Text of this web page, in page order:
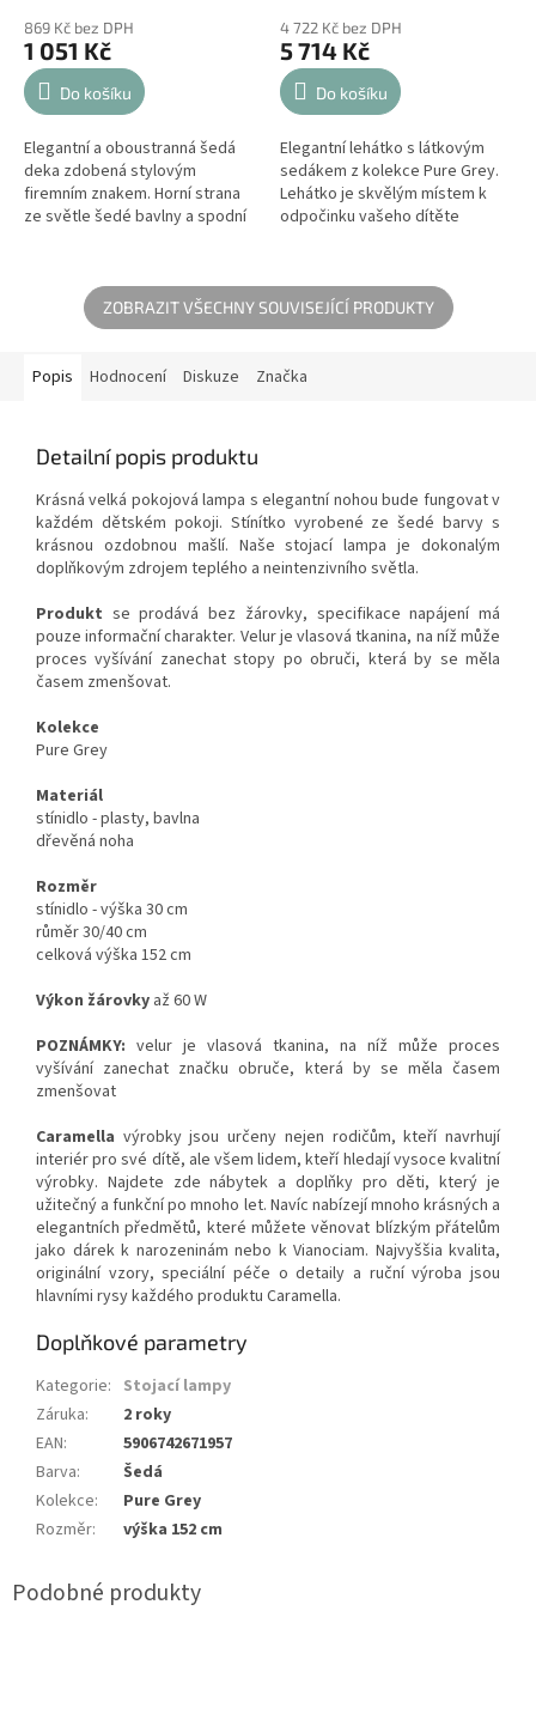
869 Kč bez DPH
1 051 Kč
Do košíku
Elegantní a oboustranná šedá
deka zdobená stylovým
firemním znakem. Horní strana
ze světle šedé bavlny a spodní
4 722 Kč bez DPH
5 714 Kč
Do košíku
Elegantní lehátko s látkovým
sedákem z kolekce Pure Grey.
Lehátko je skvělým místem k
odpočinku vašeho dítěte
nesedí...
ZOBRAZIT VŠECHNY SOUVISEJÍCÍ PRODUKTY
Popis Hodnocení Diskuze Značka
Detailní popis produktu
Krásná velká pokojová lampa s elegantní nohou bude fungovat v
každém dětském pokoji. Stínítko vyrobené ze šedé barvy s
krásnou ozdobnou mašlí. Naše stojací lampa je dokonalým
doplňkovým zdrojem teplého a neintenzivního světla.
Produkt se prodává bez žárovky, specifikace napájení má
pouze informační charakter. Velur je vlasová tkanina, na níž může
proces vyšívání zanechat stopy po obruči, která by se měla
časem zmenšovat.
Kolekce
Pure Grey
Materiál
stínidlo - plasty, bavlna
dřevěná noha
Rozměr
stínidlo - výška 30 cm
růměr 30/40 cm
celková výška 152 cm
Výkon žárovky až 60 W
POZNÁMKY: velur je vlasová tkanina, na níž může proces
vyšívání zanechat značku obruče, která by se měla časem
zmenšovat
Caramella výrobky jsou určeny nejen rodičům, kteří navrhují
interiér pro své dítě, ale všem lidem, kteří hledají vysoce kvalitní
výrobky. Najdete zde nábytek a doplňky pro děti, který je
užitečný a funkční po mnoho let. Navíc nabízejí mnoho krásných a
elegantních předmětů, které můžete věnovat blízkým přátelům
jako dárek k narozeninám nebo k Vianociam. Najvyššia kvalita,
originální vzory, speciální péče o detaily a ruční výroba jsou
hlavními rysy každého produktu Caramella.
Doplňkové parametry
Kategorie: Stojací lampy
Záruka:
2 roky
EAN:
5906742671957
Barva:
Šedá
Kolekce:
Pure Grey
Rozměr: výška 152 cm